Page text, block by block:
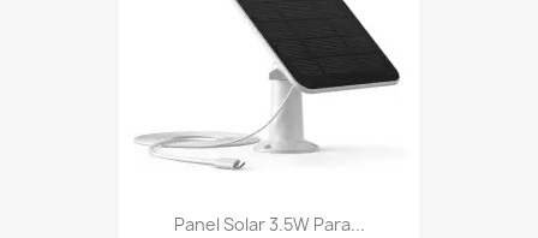
Panel Solar 3.5W Para...